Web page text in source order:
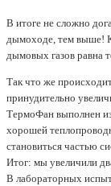
В итоге не сложно
дымоходе, тем выше!
дымовых газов равна
Так что же
принудительно
ТермоФан выполнен
хорошей
становиться частью
Итог: мы увеличили
В лабораторных